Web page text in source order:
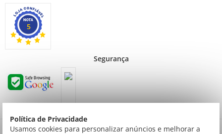
Política de Privacidade
Usamos cookies para personalizar anúncios e melhorar a
5
Segurança
Preços válidos para consumidor final não contribuinte. Preços exclusivos para compras